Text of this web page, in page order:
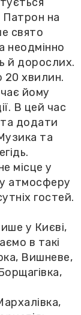
Патрон на
свято
неодмінно
й дорослих.
20 хвилин.
йому
В цей час
додати
та
місце у
атмосферу
гостей.
у Києві,
в такі
Вишневе,